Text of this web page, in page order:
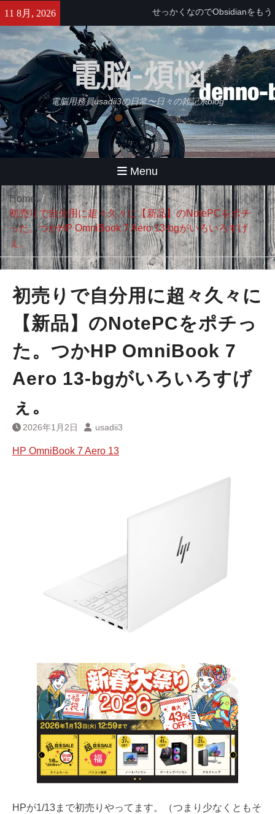
content
11 8月, 2026
せっかくなのでObsidianをもう
少し使ってみる・・・【追記】
と、思ったけどやっぱムリ。
久々にB2さんとラーメンツー
やばいバイクインカム出た！
Daytona Reso Pilot PRO
電脳-煩悩
電脳用務員usadii3の日常〜日々の雑記系blog
Menu
Home
初売りで自分用に超々久々に【新品】のNotePCをポチ
った。つかHP OmniBook 7 Aero 13-bgがいろいろすげ
ぇ。
初売りで自分用に超々久々に
【新品】のNotePCをポチっ
た。つかHP OmniBook 7
Aero 13-bgがいろいろすげ
ぇ。
2026年1月2日 usadii3
HP OmniBook 7 Aero 13
HPが1/13まで初売りやってます。（つまり少なくともそ